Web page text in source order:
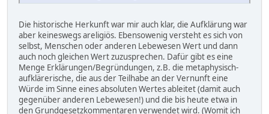
Die historische Herkunft war mir auch klar, die Aufklärung war
aber keineswegs areligiös. Ebensowenig versteht es sich von
selbst, Menschen oder anderen Lebewesen Wert und dann
auch noch gleichen Wert zuzusprechen. Dafür gibt es eine
Menge Erklärungen/Begründungen, z.B. die metaphysisch-
aufklärerische, die aus der Teilhabe an der Vernunft eine
Würde im Sinne eines absoluten Wertes ableitet (damit auch
gegenüber anderen Lebewesen!) und die bis heute etwa in
den Grundgesetzkommentaren verwendet wird. (Womit ich